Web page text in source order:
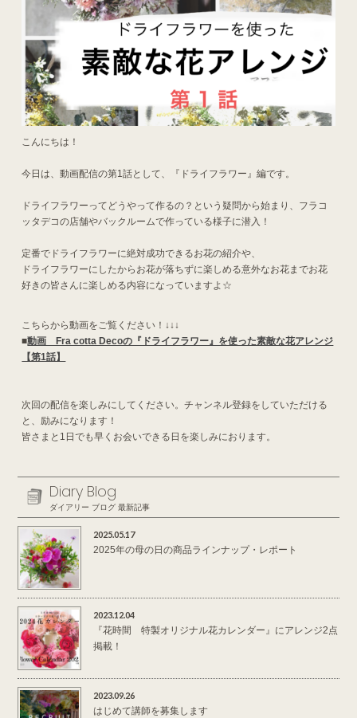
こんにちは！
今日は、動画配信の第1話として、『ドライフラワー』編です。
ドライフラワーってどうやって作るの？という疑問から始まり、フラコ
ッタデコの店舗やバックルームで作っている様子に潜入！
定番でドライフラワーに絶対成功できるお花の紹介や、
ドライフラワーにしたからお花が落ちずに楽しめる意外なお花までお花
好きの皆さんに楽しめる内容になっていますよ☆
こちらから動画をご覧ください！↓↓↓
■動画 Fra cotta Decoの『ドライフラワー』を使った素敵な花アレンジ
【第1話】
次回の配信を楽しみにしてください。チャンネル登録をしていただける
と、励みになります！
皆さまと1日でも早くお会いできる日を楽しみにおります。
Diary Blog
ダイアリー ブログ 最新記事
2025.05.17
2025年の母の日の商品ラインナップ・レポート
2023.12.04
『花時間 特製オリジナル花カレンダー』にアレンジ2点
掲載！
2023.09.26
はじめて講師を募集します